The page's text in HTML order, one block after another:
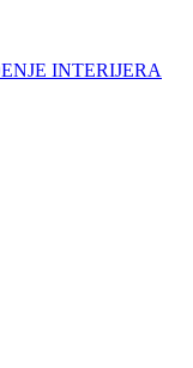
INTERIJERA